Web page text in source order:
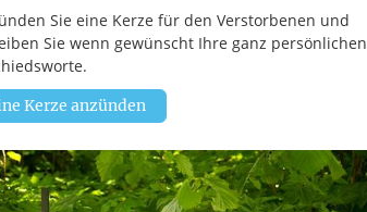
Sie eine Kerze für den Verstorbenen und
Sie wenn gewünscht Ihre ganz persönlichen
Kerze anzünden